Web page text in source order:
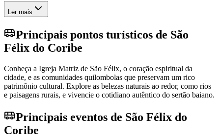
Ler mais
Principais pontos turísticos de São
Félix do Coribe
Conheça a Igreja Matriz de São Félix, o coração espiritual da
cidade, e as comunidades quilombolas que preservam um rico
patrimônio cultural. Explore as belezas naturais ao redor, como rios
e paisagens rurais, e vivencie o cotidiano autêntico do sertão baiano.
Principais eventos de São Félix do
Coribe